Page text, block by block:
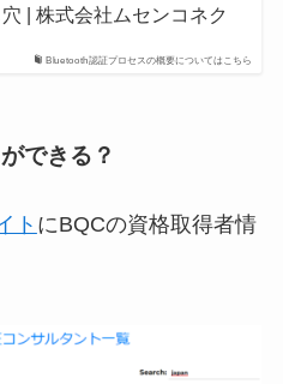
Bluetooth認証プロセスの概要についてはこちら
| 株式会社ムセンコネク
できる？
ト にBQCの資格取得者情